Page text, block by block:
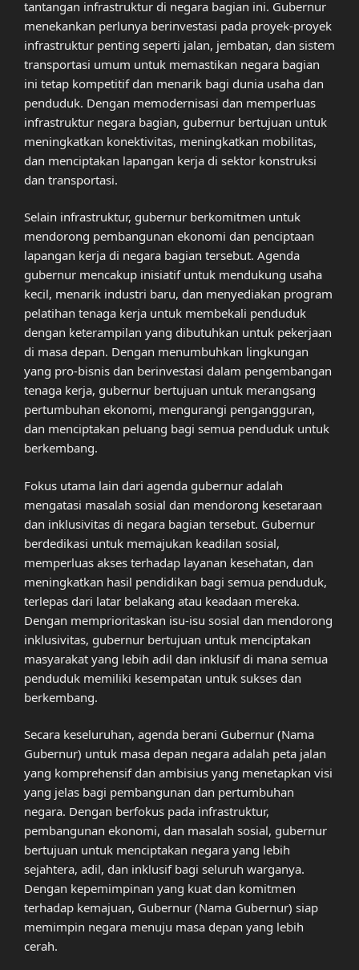
tantangan infrastruktur di negara bagian ini. Gubernur
menekankan perlunya berinvestasi pada proyek-proyek
infrastruktur penting seperti jalan, jembatan, dan sistem
transportasi umum untuk memastikan negara bagian
ini tetap kompetitif dan menarik bagi dunia usaha dan
penduduk. Dengan memodernisasi dan memperluas
infrastruktur negara bagian, gubernur bertujuan untuk
meningkatkan konektivitas, meningkatkan mobilitas,
dan menciptakan lapangan kerja di sektor konstruksi
dan transportasi.
Selain infrastruktur, gubernur berkomitmen untuk
mendorong pembangunan ekonomi dan penciptaan
lapangan kerja di negara bagian tersebut. Agenda
gubernur mencakup inisiatif untuk mendukung usaha
kecil, menarik industri baru, dan menyediakan program
pelatihan tenaga kerja untuk membekali penduduk
dengan keterampilan yang dibutuhkan untuk pekerjaan
di masa depan. Dengan menumbuhkan lingkungan
yang pro-bisnis dan berinvestasi dalam pengembangan
tenaga kerja, gubernur bertujuan untuk merangsang
pertumbuhan ekonomi, mengurangi pengangguran,
dan menciptakan peluang bagi semua penduduk untuk
berkembang.
Fokus utama lain dari agenda gubernur adalah
mengatasi masalah sosial dan mendorong kesetaraan
dan inklusivitas di negara bagian tersebut. Gubernur
berdedikasi untuk memajukan keadilan sosial,
memperluas akses terhadap layanan kesehatan, dan
meningkatkan hasil pendidikan bagi semua penduduk,
terlepas dari latar belakang atau keadaan mereka.
Dengan memprioritaskan isu-isu sosial dan mendorong
inklusivitas, gubernur bertujuan untuk menciptakan
masyarakat yang lebih adil dan inklusif di mana semua
penduduk memiliki kesempatan untuk sukses dan
berkembang.
Secara keseluruhan, agenda berani Gubernur (Nama
Gubernur) untuk masa depan negara adalah peta jalan
yang komprehensif dan ambisius yang menetapkan visi
yang jelas bagi pembangunan dan pertumbuhan
negara. Dengan berfokus pada infrastruktur,
pembangunan ekonomi, dan masalah sosial, gubernur
bertujuan untuk menciptakan negara yang lebih
sejahtera, adil, dan inklusif bagi seluruh warganya.
Dengan kepemimpinan yang kuat dan komitmen
terhadap kemajuan, Gubernur (Nama Gubernur) siap
memimpin negara menuju masa depan yang lebih
cerah.